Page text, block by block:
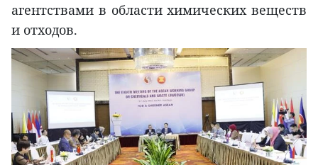
агентствами в области химических веществ
и отходов.